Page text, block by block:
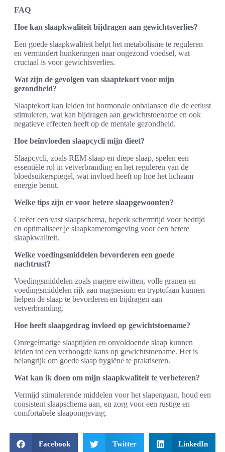
FAQ
Hoe kan slaapkwaliteit bijdragen aan gewichtsverlies?
Een goede slaapkwaliteit helpt het metabolisme te reguleren
en vermindert hunkeringen naar ongezond voedsel, wat
cruciaal is voor gewichtsverlies.
Wat zijn de gevolgen van slaaptekort voor mijn
gezondheid?
Slaaptekort kan leiden tot hormonale onbalansen die de eetlust
stimuleren, wat kan bijdragen aan gewichtstoename en ook
negatieve effecten heeft op de mentale gezondheid.
Hoe beïnvloeden slaapcycli mijn dieet?
Slaapcycli, zoals REM-slaap en diepe slaap, spelen een
essentiële rol in vetverbranding en het reguleren van de
bloedsuikerspiegel, wat invloed heeft op hoe het lichaam
energie benut.
Welke tips zijn er voor betere slaapgewoonten?
Creëer een vast slaapschema, beperk schermtijd voor bedtijd
en optimaliseer je slaapkameromgeving voor een betere
slaapkwaliteit.
Welke voedingsmiddelen bevorderen een goede
nachtrust?
Voedingsmiddelen zoals magere eiwitten, volle granen en
voedingsmiddelen rijk aan magnesium en tryptofaan kunnen
helpen de slaap te bevorderen en bijdragen aan
vetverbranding.
Hoe heeft slaapgedrag invloed op gewichtstoename?
Onregelmatige slaaptijden en onvoldoende slaap kunnen
leiden tot een verhoogde kans op gewichtstoename. Het is
belangrijk om goede slaap hygiëne te praktiseren.
Wat kan ik doen om mijn slaapkwaliteit te verbeteren?
Vermijd stimulerende middelen voor het slapengaan, houd een
consistent slaapschema aan, en zorg voor een rustige en
comfortabele slaapomgeving.
Facebook Twitter LinkedIn